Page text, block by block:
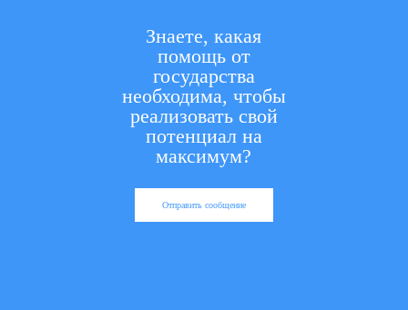
Знаете, какая
помощь от
государства
необходима, чтобы
реализовать свой
потенциал на
максимум?
Отправить сообщение